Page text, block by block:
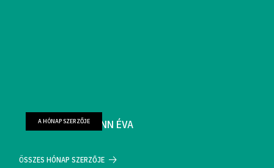
FARKAS WELLMANN ÉVA
A HÓNAP SZERZŐJE
ÖSSZES HÓNAP SZERZŐJE